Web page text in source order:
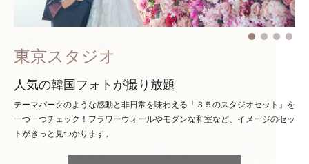
東京スタジオ
人気の韓国フォトが撮り放題
テーマパークのような感動と非日常を味わえる「３５のスタジオセット」を
一つ一つチェック！ フラワーウォールやモダンな和室など、イメージのセッ
トがきっと見つかります。